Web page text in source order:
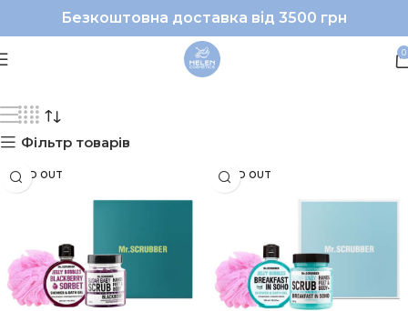
Безкоштовна доставка від 3500 грн
0
Mr. Scrubber
Фільтр товарів
SOLD OUT SOLD OUT